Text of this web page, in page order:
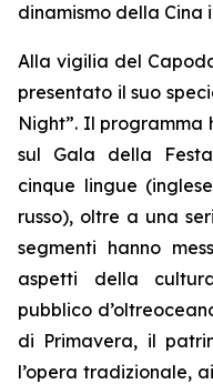
dinamismo della Cina
Alla vigilia del
presentato il suo
Night”. Il
sul Gala della
cinque lingue
russo), oltre a una
segmenti hanno
aspetti della
pubblico
di Primavera, il
l’opera tradizionale,